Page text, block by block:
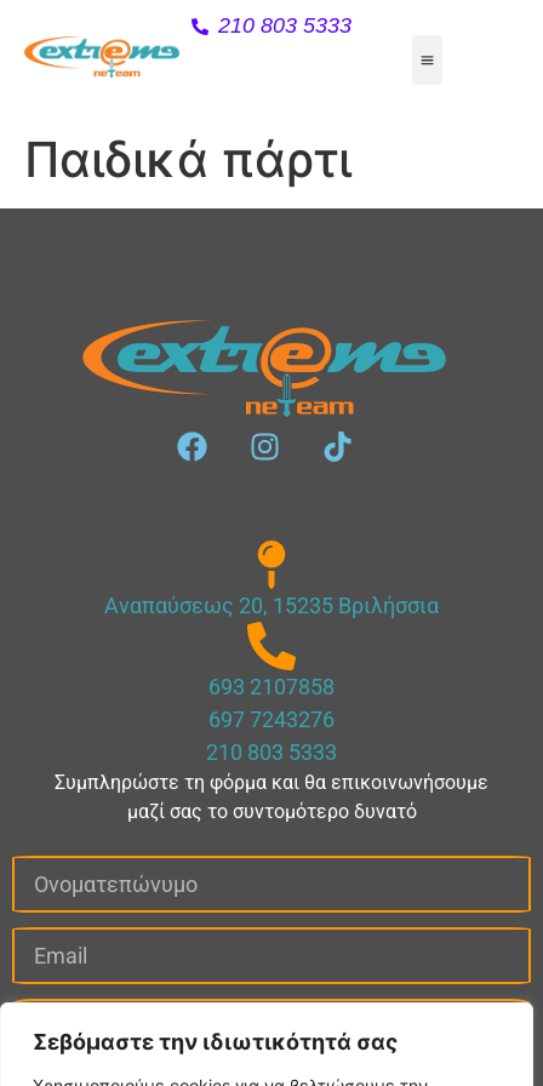
Σεβόμαστε την ιδιωτικότητά σας
210 803 5333
Παιδικά πάρτι
Αναπαύσεως 20, 15235 Βριλήσσια
693 2107858
697 7243276
210 803 5333
Συμπληρώστε τη φόρμα και θα επικοινωνήσουμε
μαζί σας το συντομότερο δυνατό